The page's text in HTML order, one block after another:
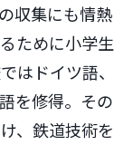
収集にも情熱
ために小学生
はドイツ語、
を修得。その
、鉄道技術を